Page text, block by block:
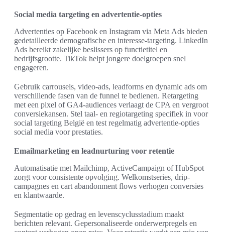
Social media targeting en advertentie-opties
Advertenties op Facebook en Instagram via Meta Ads bieden
gedetailleerde demografische en interesse-targeting. LinkedIn
Ads bereikt zakelijke beslissers op functietitel en
bedrijfsgrootte. TikTok helpt jongere doelgroepen snel
engageren.
Gebruik carrousels, video-ads, leadforms en dynamic ads om
verschillende fasen van de funnel te bedienen. Retargeting
met een pixel of GA4-audiences verlaagt de CPA en vergroot
conversiekansen. Stel taal- en regiotargeting specifiek in voor
social targeting België en test regelmatig advertentie-opties
social media voor prestaties.
Emailmarketing en leadnurturing voor retentie
Automatisatie met Mailchimp, ActiveCampaign of HubSpot
zorgt voor consistente opvolging. Welkomstseries, drip-
campagnes en cart abandonment flows verhogen conversies
en klantwaarde.
Segmentatie op gedrag en levenscyclusstadium maakt
berichten relevant. Gepersonaliseerde onderwerpregels en